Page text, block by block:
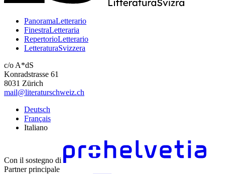
PanoramaLetterario
FinestraLetteraria
RepertorioLetterario
LetteraturaSvizzera
c/o A*dS
Konradstrasse 61
8031 Zürich
mail@literaturschweiz.ch
Deutsch
Français
Italiano
Con il sostegno di
Partner principale